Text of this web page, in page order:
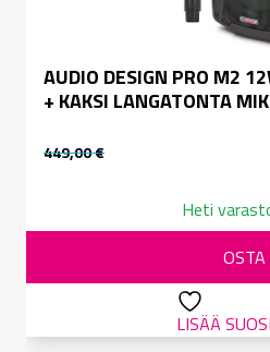
AUDIO DESIGN PRO M2
+ KAKSI LANGATONTA
449,00€
449,00 €.
398,00 €.
Heti
OSTA
LISÄÄ